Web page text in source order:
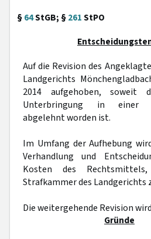
§64StGB; §261StPO
Auf die Revision des
Landgerichts
2014 aufgehoben, soweit
Unterbringung in einer
abgelehnt worden ist.
Im Umfang der Aufhebung
Verhandlung und
Kosten des
Strafkammer des Landgerichts
Die weitergehende Revision
Gründe